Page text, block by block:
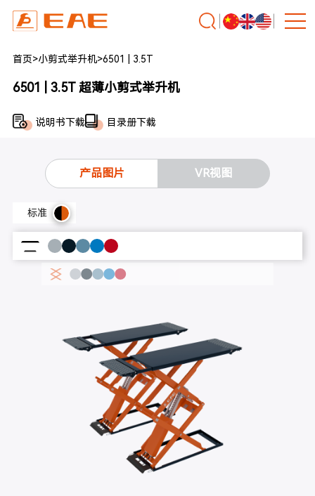
首页>小剪式举升机>6501 | 3.5T
6501 | 3.5T 超薄小剪式举升机
说明书下载 目录册下载
产品图片 VR视图
标准